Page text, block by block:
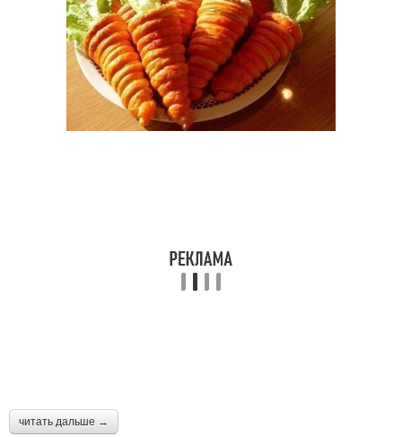
Яблоки в слоеном тесте Тест с корицей
Тест с сахаром Сахарная роза
читать дальше →